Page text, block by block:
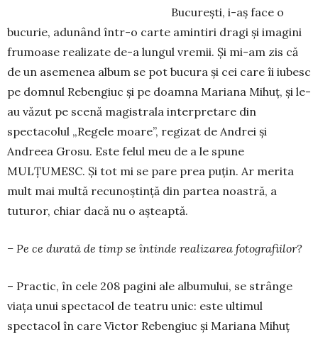
București, i-aș face o
bucurie, adunând într-o carte amintiri dragi și imagini
frumoase realizate de-a lungul vremii. Și mi-am zis că
de un asemenea album se pot bucura și cei care îi iubesc
pe domnul Rebengiuc și pe doamna Mariana Mihuț, și le-
au văzut pe scenă magistrala interpretare din
spectacolul „Regele moare”, regizat de Andrei și
Andreea Grosu. Este felul meu de a le spune
MULȚUMESC. Și tot mi se pare prea puțin. Ar merita
mult mai multă recunoștință din partea noastră, a
tuturor, chiar dacă nu o așteaptă.
– Pe ce durată de timp se întinde realizarea fotografiilor?
– Practic, în cele 208 pagini ale albumului, se strânge
viața unui spectacol de teatru unic: este ultimul
spectacol în care Victor Rebengiuc și Mariana Mihuț